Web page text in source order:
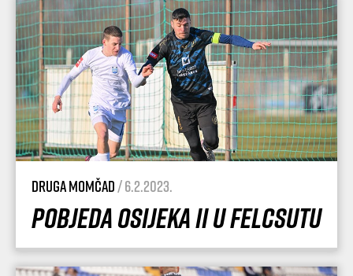
Druga momčad/ 6.2.2023.
Pobjeda Osijeka II u Felcsutu